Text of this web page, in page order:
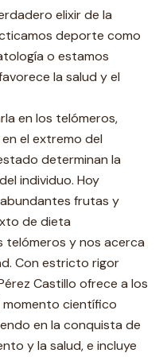
elixir de la
deporte como
o estamos
la salud y el
en los telómeros,
el extremo del
determinan la
individuo. Hoy
frutas y
de dieta
telómeros y nos acerca
Con estricto rigor
Castillo ofrece a los
científico
en la conquista de
y la salud, e incluye